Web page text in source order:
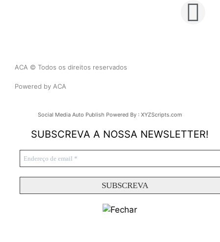
ACA © Todos os direitos reservados
Powered by ACA
Social Media Auto Publish Powered By : XYZScripts.com
SUBSCREVA A NOSSA NEWSLETTER!